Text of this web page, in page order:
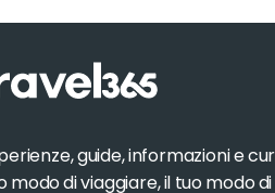
guide, informazioni e
modo di viaggiare, il tuo modo